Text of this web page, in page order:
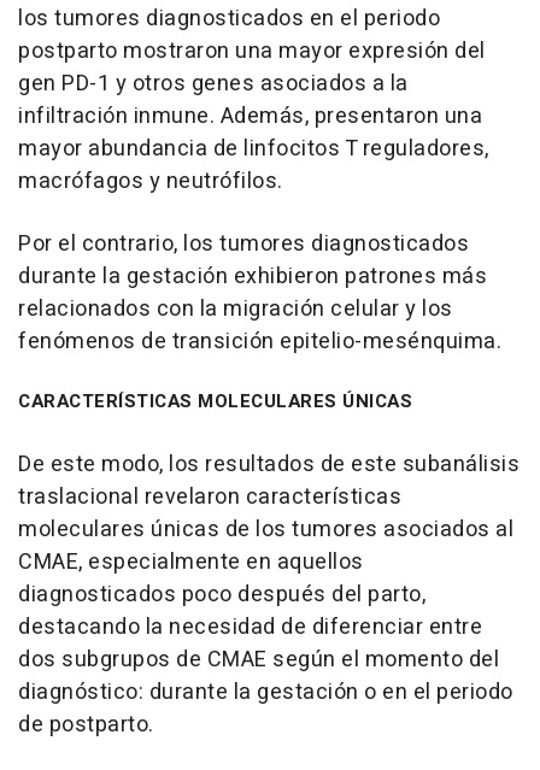
los tumores diagnosticados en el periodo
postparto mostraron una mayor expresión del
gen PD-1 y otros genes asociados a la
infiltración inmune. Además, presentaron una
mayor abundancia de linfocitos T reguladores,
macrófagos y neutrófilos.
Por el contrario, los tumores diagnosticados
durante la gestación exhibieron patrones más
relacionados con la migración celular y los
fenómenos de transición epitelio-mesénquima.
CARACTERÍSTICAS MOLECULARES ÚNICAS
De este modo, los resultados de este subanálisis
traslacional revelaron características
moleculares únicas de los tumores asociados al
CMAE, especialmente en aquellos
diagnosticados poco después del parto,
destacando la necesidad de diferenciar entre
dos subgrupos de CMAE según el momento del
diagnóstico: durante la gestación o en el periodo
de postparto.